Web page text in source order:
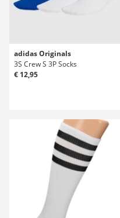
adidas Originals
3S Crew S 3P Socks
€ 12,95